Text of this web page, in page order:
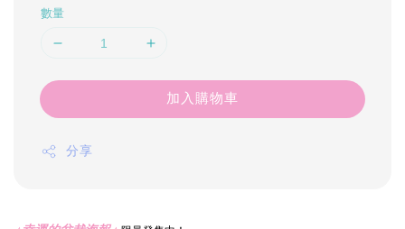
數量
加入購物車
分享